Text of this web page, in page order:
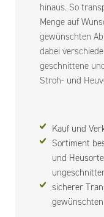
hinaus. So
Menge auf
gewünschten
dabei
geschnittene
Stroh- und
Kauf und
Sortiment
und
sicherer